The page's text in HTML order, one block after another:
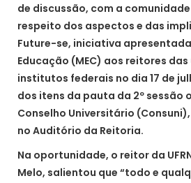
de discussão, com a
respeito dos aspectos e das
Future-se, iniciativa
Educação (MEC) aos reitores
institutos federais no dia 17 de
dos itens da pauta da 2º sessão
Conselho Universitário
no Auditório da Reitoria.
Na oportunidade, o reitor da
Melo, salientou que “todo e